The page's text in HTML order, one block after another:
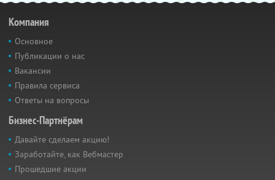
Компания
Основное
Публикации о нас
Вакансии
Правила сервиса
Ответы на вопросы
Бизнес-Партнёрам
Давайте сделаем акцию!
Заработайте, как Вебмастер
Прошедшие акции